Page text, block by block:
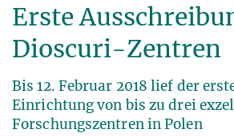
Erste
Dioscuri-Zentren
Bis 12. Februar 2018 lief der
Einrichtung von bis zu drei
Forschungszentren in Polen